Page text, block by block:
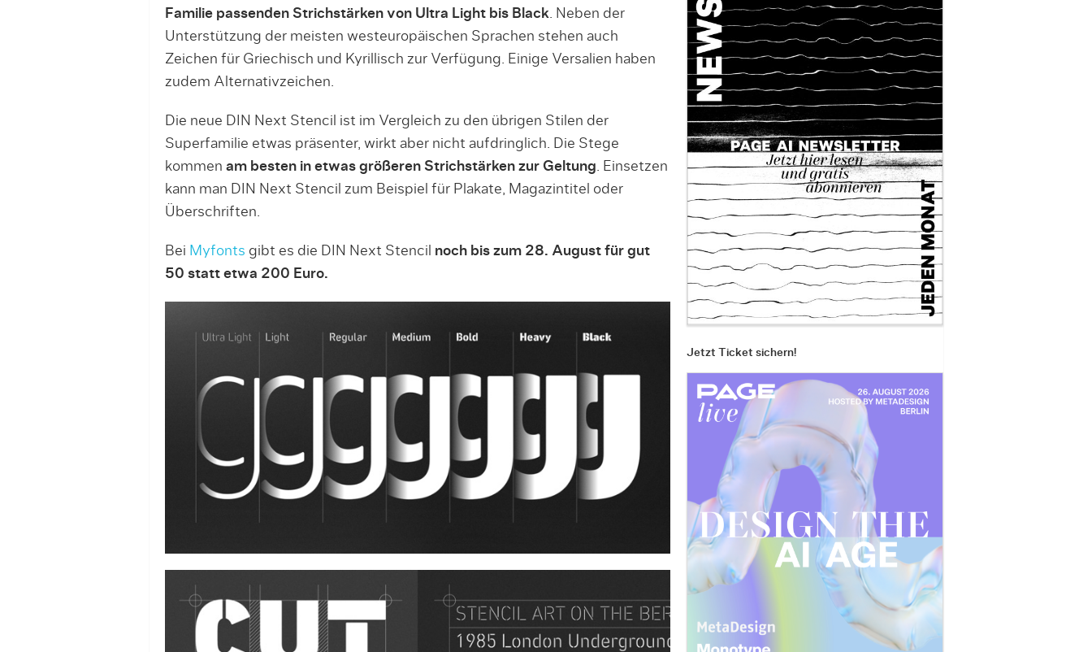
Familie passenden Strichstärken von Ultra Light bis Black. Neben der
Unterstützung der meisten westeuropäischen Sprachen stehen auch
Zeichen für Griechisch und Kyrillisch zur Verfügung. Einige Versalien haben
zudem Alternativzeichen.
Die neue DIN Next Stencil ist im Vergleich zu den übrigen Stilen der
Superfamilie etwas präsenter, wirkt aber nicht aufdringlich. Die Stege
kommen am besten in etwas größeren Strichstärken zur Geltung. Einsetzen
kann man DIN Next Stencil zum Beispiel für Plakate, Magazintitel oder
Überschriften.
Bei Myfonts gibt es die DIN Next Stencil noch bis zum 28. August für gut
50 statt etwa 200 Euro.
Jetzt Ticket sichern!